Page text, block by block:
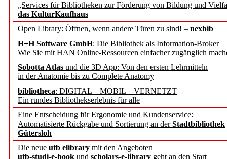
„Services für Bibliotheken zur Förderung von Bildung und
das KulturKaufhaus
Open Library: Öffnen, wenn andere Türen zu sind! – nexbib
H+H Software GmbH: Die Bibliothek als Information-Broker
Wie Sie mit HAN Online-Ressourcen einfacher zugänglich
Sobotta Atlas und die 3D App: Von den ersten Lehrmitteln
in der Anatomie bis zu Complete Anatomy
bibliotheca: DIGITAL – MOBIL – VERNETZT
Ein rundes Bibliothekserlebnis für alle
Eine Entscheidung für Ergonomie und Kundenservice:
Automatisierte Rückgabe und Sortierung an derStadtbibliothek
Gütersloh
Die neue utb elibrary mit den Angeboten
utb-studi-e-book und scholars-e-library geht an den Start
Mohr Siebeck
und die Zeitschrift für
Francke Attempto
EBSCO Information
Recherchefunktionen in
Sorbisches Institut neu
Geschichte und